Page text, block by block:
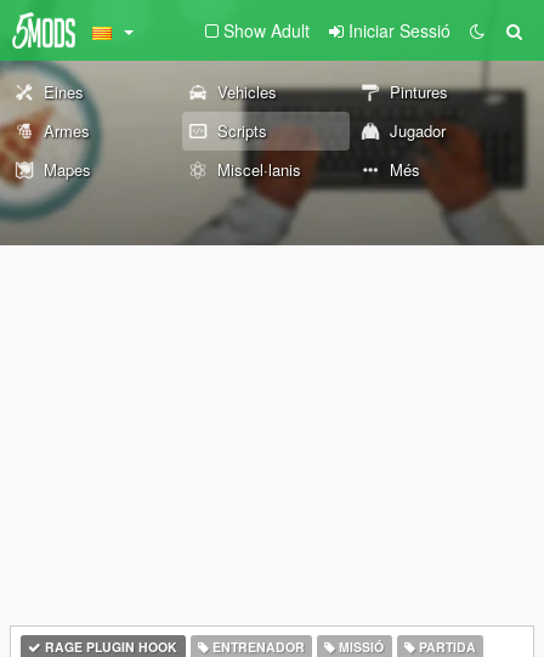
Show Adult Iniciar Sessió
Eines Vehicles
Pintures
Armes
Scripts
Jugador
Mapes
Miscel·lanis Més
RAGE PLUGIN HOOK ENTRENADOR MISSIÓ
PARTIDA